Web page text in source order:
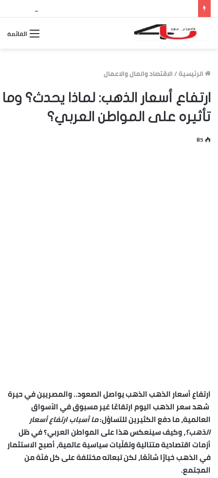
القائمة
الرئيسية/الاقتصاد والمال والاعمال
ارتفاع أسعار الذهب: لماذا يحدث؟ وما
تأثيره على المواطن العربي؟
85
ارتفاع أسعار الذهبالذهب يواصل الصعود.. والمصريين في حيرة
شهدسعر الذهب اليومارتفاعًا غير مسبوق في الأسواق
العالمية، ما دفع الكثيرين للتساؤل:ما أسباب ارتفاع أسعار
الذهب؟، وكيف سينعكس هذا علىالمواطن العربي؟ في ظل
أزمات اقتصادية متتالية وتقلّبات سياسية عالمية، أصبحالاستثمار
في الذهبخيارًا شائعًا، لكن تبعاته مختلفة على كل فئة من
المجتمع.